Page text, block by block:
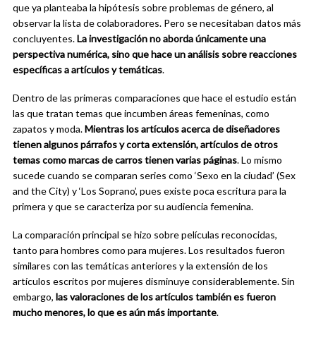
que ya planteaba la hipótesis sobre problemas de género, al
observar la lista de colaboradores. Pero se necesitaban datos más
concluyentes.La investigación noabordaúnicamente una
perspectiva numérica, sino que hace un análisis sobre reacciones
específicas a artículos y temáticas.
Dentro de las primeras comparaciones que hace el estudio están
las que tratan temas que incumben áreas femeninas, como
zapatos y moda.Mientras los artículos acerca de diseñadores
tienen algunos párrafos y corta extensión, artículos de otros
temas como marcas de carros tienen varias páginas. Lo mismo
sucede cuando se comparan series como ‘Sexo en la ciudad’ (Sex
and the City) y ‘Los Soprano’, pues existe poca escritura para la
primera y que se caracteriza por su audiencia femenina.
La comparación principal se hizo sobre películas reconocidas,
tanto para hombres como para mujeres. Los resultados fueron
similares con las temáticas anteriores y la extensión de los
artículos escritos por mujeres disminuye considerablemente. Sin
embargo, las valoraciones de los artículos también es fueron
mucho menores, lo que es aún más importante.